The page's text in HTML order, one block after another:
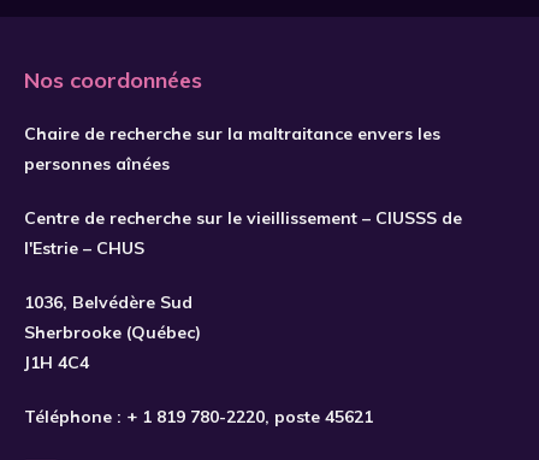
Nos coordonnées
Chaire de recherche sur la maltraitance envers les
personnes aînées
Centre de recherche sur le vieillissement – CIUSSS de
l'Estrie – CHUS
1036, Belvédère Sud
Sherbrooke (Québec)
J1H 4C4
Téléphone : + 1 819 780-2220, poste 45621